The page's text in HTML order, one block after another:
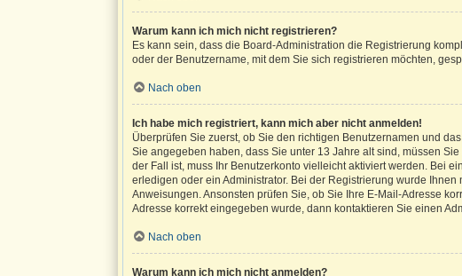
Warum kann ich mich nicht registrieren?
Es kann sein, dass die Board-Administration die Registrierung
oder der Benutzername, mit dem Sie sich registrieren möchten,
Nach oben
Ich habe mich registriert, kann mich aber nicht anmelden!
Überprüfen Sie zuerst, ob Sie den richtigen Benutzernamen und
Sie angegeben haben, dass Sie unter 13 Jahre alt sind, müssen
der Fall ist, muss Ihr Benutzerkonto vielleicht aktiviert werden. Bei
erledigen oder ein Administrator. Bei der Registrierung wurde
Anweisungen. Ansonsten prüfen Sie, ob Sie Ihre E-Mail-Adresse
Adresse korrekt eingegeben wurde, dann kontaktieren Sie einen
Nach oben
Warum kann ich mich nicht anmelden?